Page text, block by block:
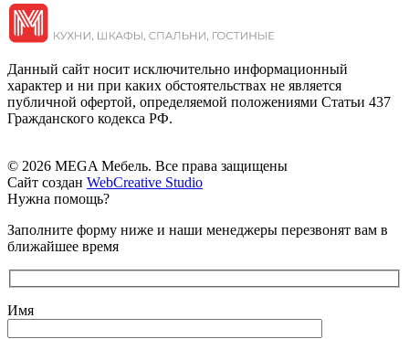
Данный сайт носит исключительно информационный
характер и ни при каких обстоятельствах не является
публичной офертой, определяемой положениями Статьи 437
Гражданского кодекса РФ.
© 2026 MEGA Мебель. Все права защищены
Сайт создан WebCreative Studio
Нужна помощь?
Заполните форму ниже и наши менеджеры перезвонят вам в
ближайшее время
Имя